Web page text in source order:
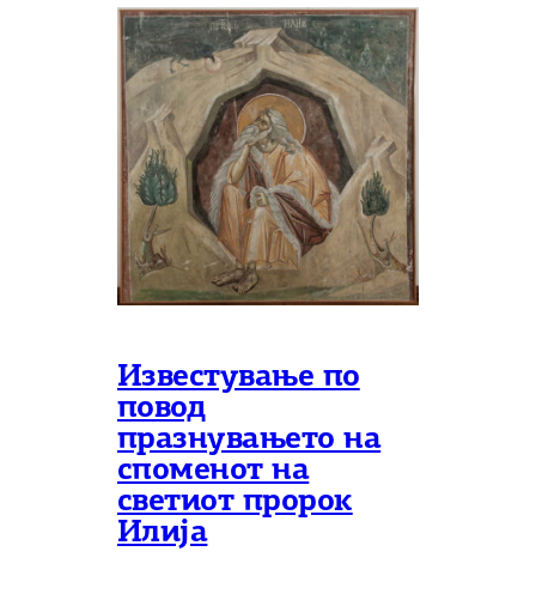
Известување по
повод
празнувањето на
споменот на
светиот пророк
Илија